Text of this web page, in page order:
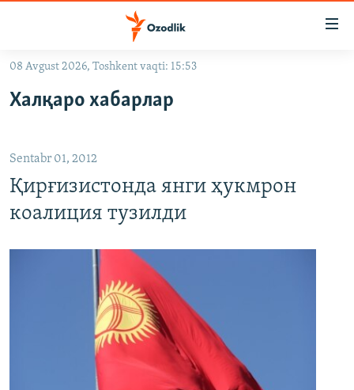
Асосий
навигацияга
Қидиришга
ўтинг
OZODVIDEO
На русском
ИЖТИМОИЙ ТАРМОҚЛАР
Озодлик бошқа тилларда
08 Avgust 2026, Toshkent vaqti: 15:53
Халқаро хабарлар
Sentabr 01, 2012
Қирғизистонда янги ҳукмрон
коалиция тузилди